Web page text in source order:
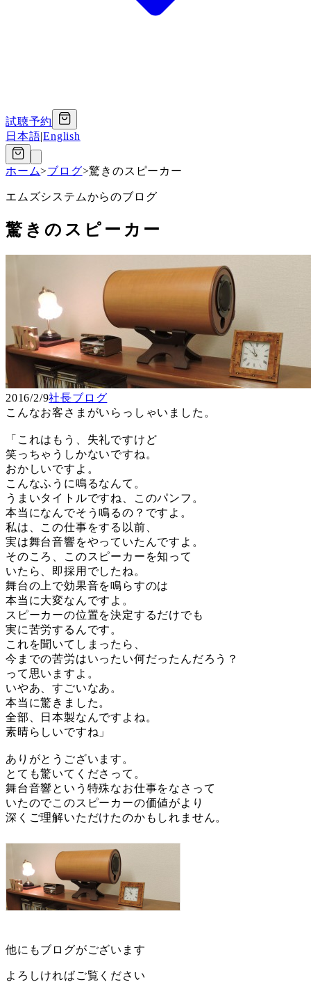
試聴予約
日本語|English
ホーム>ブログ>驚きのスピーカー
エムズシステムからのブログ
驚きのスピーカー
2016/2/9社長ブログ
こんなお客さまがいらっしゃいました。
「これはもう、失礼ですけど
笑っちゃうしかないですね。
おかしいですよ。
こんなふうに鳴るなんて。
うまいタイトルですね、このパンフ。
本当になんでそう鳴るの？ですよ。
私は、この仕事をする以前、
実は舞台音響をやっていたんですよ。
そのころ、このスピーカーを知って
いたら、即採用でしたね。
舞台の上で効果音を鳴らすのは
本当に大変なんですよ。
スピーカーの位置を決定するだけでも
実に苦労するんです。
これを聞いてしまったら、
今までの苦労はいったい何だったんだろう？
って思いますよ。
いやあ、すごいなあ。
本当に驚きました。
全部、日本製なんですよね。
素晴らしいですね」
ありがとうございます。
とても驚いてくださって。
舞台音響という特殊なお仕事をなさって
いたのでこのスピーカーの価値がより
深くご理解いただけたのかもしれません。
他にもブログがございます
よろしければご覧ください